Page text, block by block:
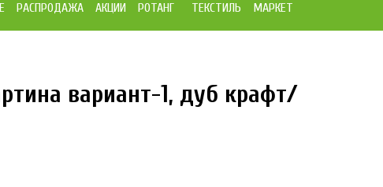
РАСПРОДАЖА АКЦИИ РОТАНГ ТЕКСТИЛЬ МАРКЕТ
12%
вариант-1, дуб крафт/